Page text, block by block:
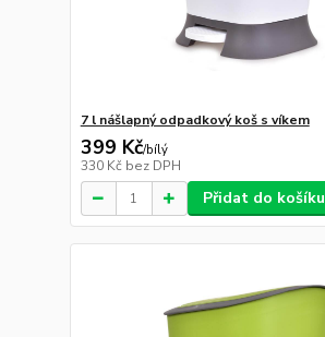
7 l nášlapný odpadkový koš s víkem
399 Kč/bílý
330 Kč bez DPH
Přidat do košíku